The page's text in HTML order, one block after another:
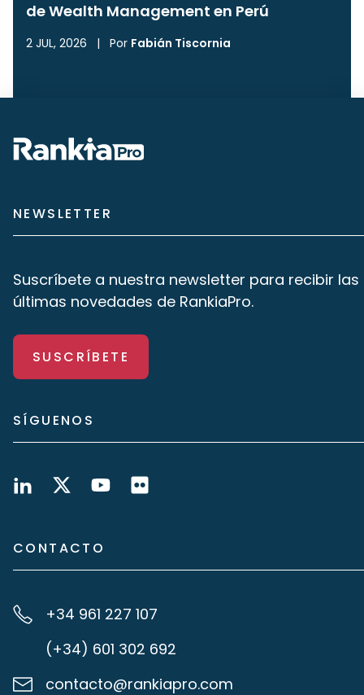
de Wealth Management en Perú
2 JUL, 2026 | Por Fabián Tiscornia
NEWSLETTER
Suscríbete a nuestra newsletter para recibir las
últimas novedades de RankiaPro.
SUSCRÍBETE
SÍGUENOS
CONTACTO
+34 961 227 107
(+34) 601 302 692
contacto@rankiapro.com